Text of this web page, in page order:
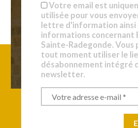
Votre email est
utilisée pour vous
lettre d'information ainsi
informations concernant
Sainte-Radegonde. Vous
tout moment utiliser le
désabonnement intégré
newsletter.